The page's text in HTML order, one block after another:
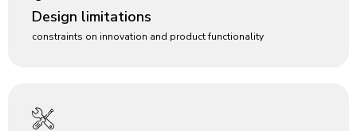
Design limitations
constraints on innovation and product functionality